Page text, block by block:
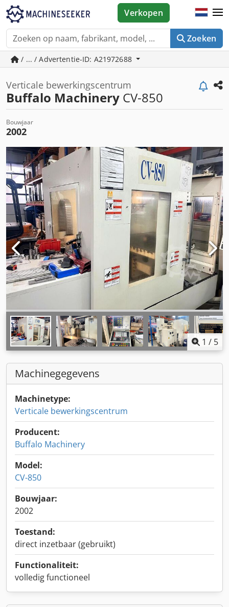
Zoeken
Verkopen
/ ... / Advertentie-ID: A21972688
Verticale bewerkingscentrum
Buffalo Machinery CV-850
Bouwjaar
2002
1 / 5
Machinegegevens
Machinetype:
Verticale bewerkingscentrum
Producent:
Buffalo Machinery
Model:
CV-850
Bouwjaar:
2002
Toestand:
direct inzetbaar (gebruikt)
Functionaliteit:
volledig functioneel